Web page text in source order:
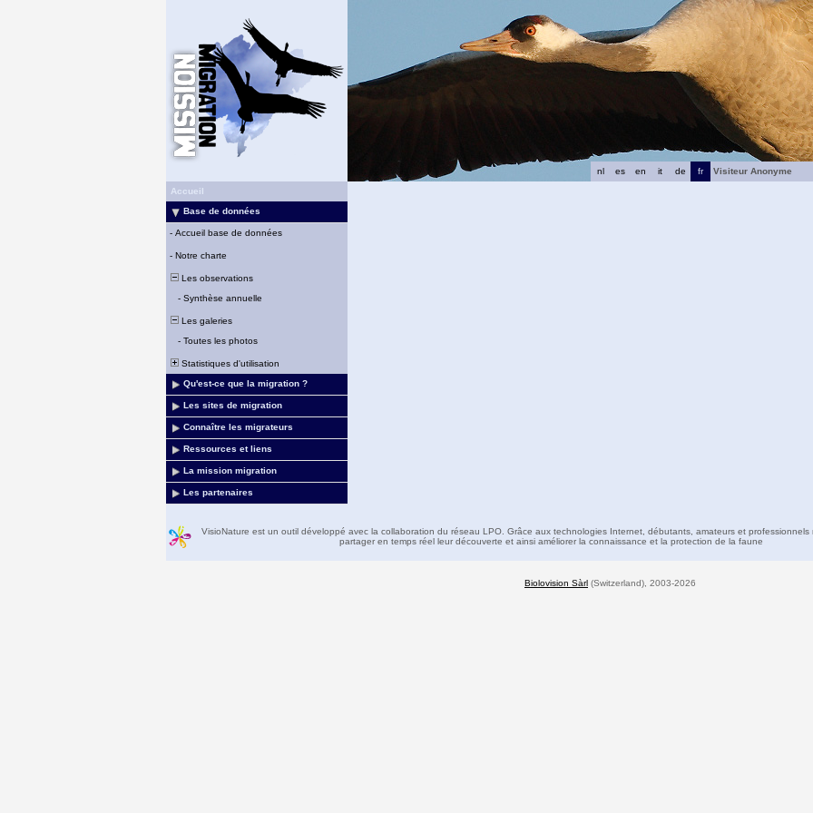
fr
de
it
en
es
nl
Visiteur Anonyme
Accueil
Base de données
- Accueil base de données
- Notre charte
Les observations
- Synthèse annuelle
Les galeries
- Toutes les photos
Statistiques d'utilisation
Qu'est-ce que la migration ?
Les sites de migration
Connaître les migrateurs
Ressources et liens
La mission migration
Les partenaires
VisioNature est un outil développé avec la collaboration du réseau LPO. Grâce aux technologies Internet, débutants, amateurs et professionnels
partager en temps réel leur découverte et ainsi améliorer la connaissance et la protection de la faune
Biolovision Sàrl (Switzerland), 2003-2026